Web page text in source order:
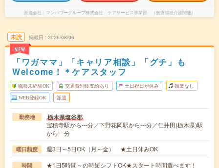
派遣会社 マンパワーグループ株式会社 ケアサービス事業部 （医療福祉介護関連）
未読
NEW
掲載日 2026/08/06
「ワガママ」「キャリア相談」「グチ」も
Welcome！＊ケアスタッフ
職種未経験OK 交通費別途支給あり 土日祝日が休み 残業なし
WEB登録OK 派遣
勤務地 栃木県塩谷郡
宝積寺駅から---分／下野花岡駅から---分／仁井田(栃木県)駅
から---分
曜日頻度 週3日～5日OK（月～金） ★土日休みOK
時間
★1日5時間～の時短シフトOK★スタート時間選べます！